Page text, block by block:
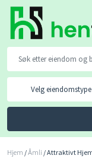
Velg eiendomstype
Hjem /Åmli / Attraktivt